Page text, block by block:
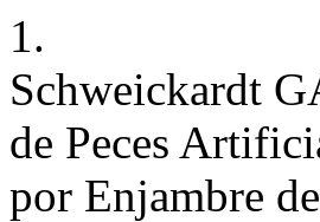
1.
Schweickardt
de Peces
por Enjambre